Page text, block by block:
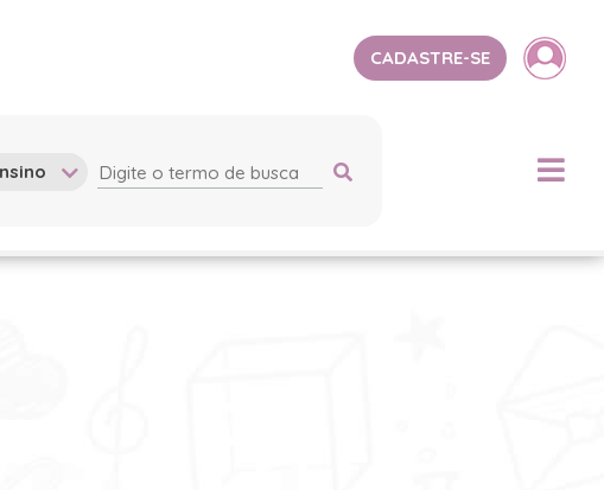
CADASTRE-SE